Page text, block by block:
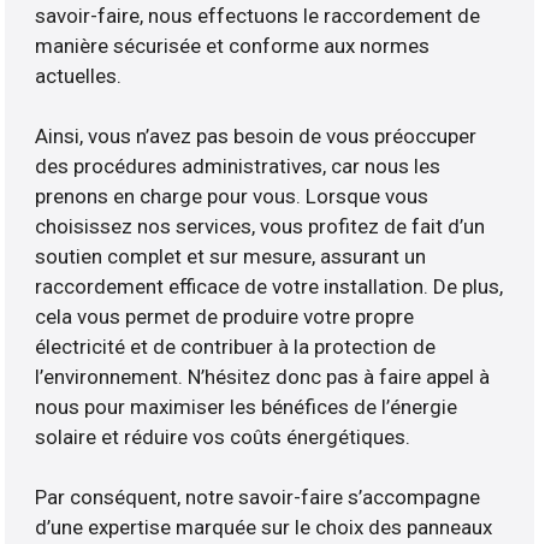
savoir-faire, nous effectuons le raccordement de
manière sécurisée et conforme aux normes
actuelles.
Ainsi, vous n’avez pas besoin de vous préoccuper
des procédures administratives, car nous les
prenons en charge pour vous. Lorsque vous
choisissez nos services, vous profitez de fait d’un
soutien complet et sur mesure, assurant un
raccordement efficace de votre installation. De plus,
cela vous permet de produire votre propre
électricité et de contribuer à la protection de
l’environnement. N’hésitez donc pas à faire appel à
nous pour maximiser les bénéfices de l’énergie
solaire et réduire vos coûts énergétiques.
Par conséquent, notre savoir-faire s’accompagne
d’une expertise marquée sur le choix des panneaux